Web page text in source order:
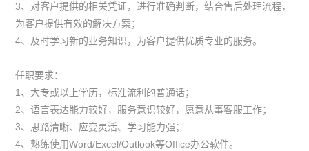
3、对客户提供的相关凭证，进行准确判断，结合售后处理流程，
为客户提供有效的解决方案；
4、及时学习新的业务知识，为客户提供优质专业的服务。
任职要求：
1、大专或以上学历，标准流利的普通话；
2、语言表达能力较好，服务意识较好，愿意从事客服工作；
3、思路清晰、应变灵活、学习能力强；
4、熟练使用Word/Excel/Outlook等Office办公软件。